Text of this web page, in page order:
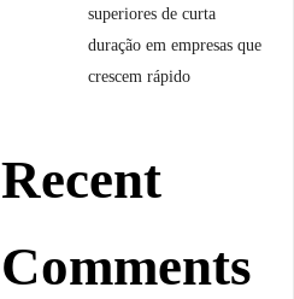
superiores de curta
duração em empresas que
crescem rápido
Recent
Comments